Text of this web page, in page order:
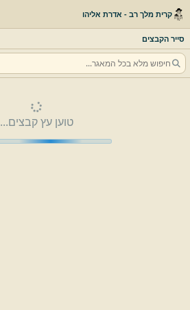
קרית מלך רב - אדרת אליהו
סייר הקבצים
טוען עץ קבצים...